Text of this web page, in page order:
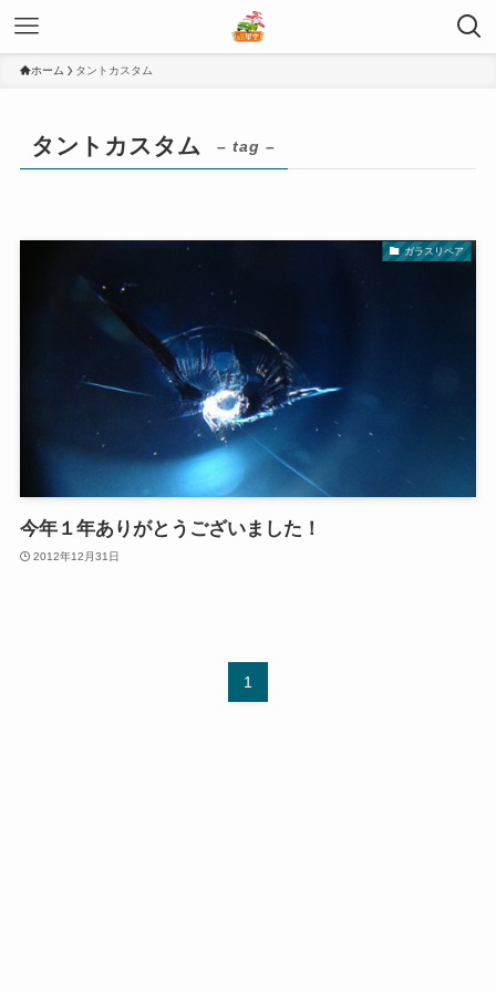
ホーム タントカスタム
タントカスタム – tag –
ガラスリペア
今年１年ありがとうございました！
2012年12月31日
1